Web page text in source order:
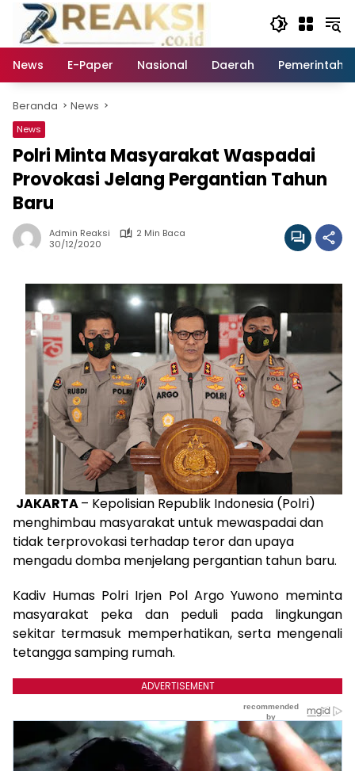
Langsung
konten
News
E-Paper Nasional Daerah
Beranda News
News
Polri Minta Masyarakat Waspadai
Provokasi Jelang Pergantian Tahun
Baru
Admin Reaksi
2 Min Baca
30/12/2020
JAKARTA– Kepolisian Republik Indonesia (Polri)
menghimbau masyarakat untuk mewaspadai dan
tidak terprovokasi terhadap teror dan upaya
mengadu domba menjelang pergantian tahun baru.
Kadiv Humas Polri Irjen Pol Argo Yuwono meminta
masyarakat peka dan peduli pada lingkungan
sekitar termasuk memperhatikan, serta mengenali
tetangga samping rumah.
ADVERTISEMENT